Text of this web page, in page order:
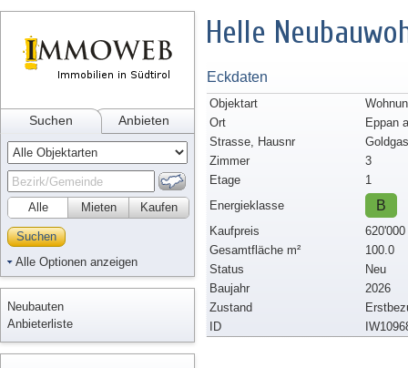
Suchen Anbieten
Alle Kaufen
Mieten
Suchen
Alle Optionen anzeigen
Neubauten
Anbieterliste
Helle
Eckdaten
Objektart
Ort
Eppan
Strasse, Hausnr
Zimmer
3
Etage
1
Energieklasse
B
Kaufpreis
620'000
Gesamtfläche m²
100.0
Status
Neu
Baujahr
2026
Zustand
ID